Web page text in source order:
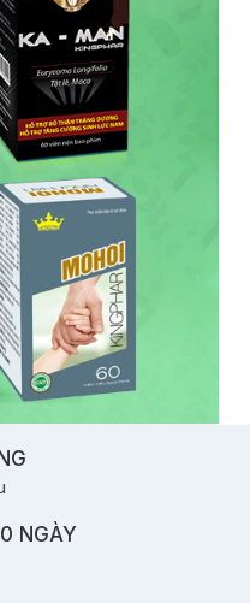
NGÀY